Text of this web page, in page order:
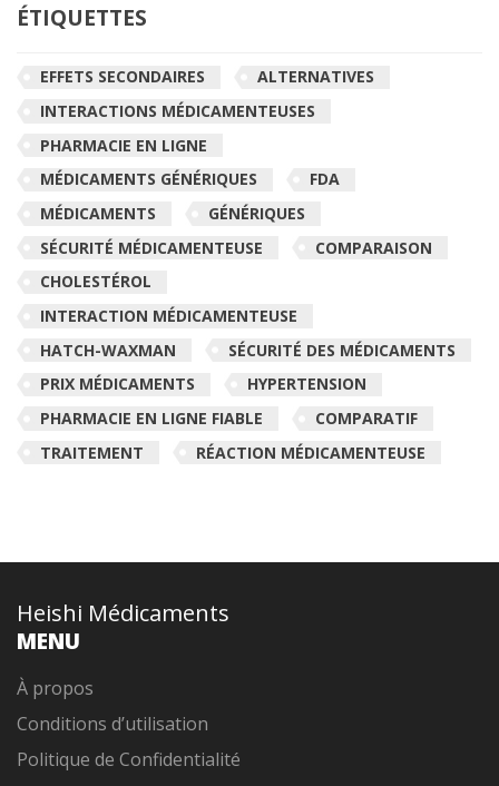
ÉTIQUETTES
EFFETS SECONDAIRES
ALTERNATIVES
INTERACTIONS MÉDICAMENTEUSES
PHARMACIE EN LIGNE
MÉDICAMENTS GÉNÉRIQUES
FDA
MÉDICAMENTS
GÉNÉRIQUES
SÉCURITÉ MÉDICAMENTEUSE
COMPARAISON
CHOLESTÉROL
INTERACTION MÉDICAMENTEUSE
HATCH-WAXMAN
SÉCURITÉ DES MÉDICAMENTS
PRIX MÉDICAMENTS
HYPERTENSION
PHARMACIE EN LIGNE FIABLE
COMPARATIF
TRAITEMENT
RÉACTION MÉDICAMENTEUSE
Heishi Médicaments
MENU
À propos
Conditions d’utilisation
Politique de Confidentialité